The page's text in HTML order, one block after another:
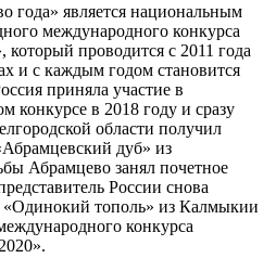
года» является национальным
международного конкурса
который проводится с 2011 года
и с каждым годом становится
приняла участие в
конкурсе в 2018 году и сразу
области получил
дуб» из
Абрамцево занял почетное
России снова
«Одинокий тополь» из Калмыкии
конкурса